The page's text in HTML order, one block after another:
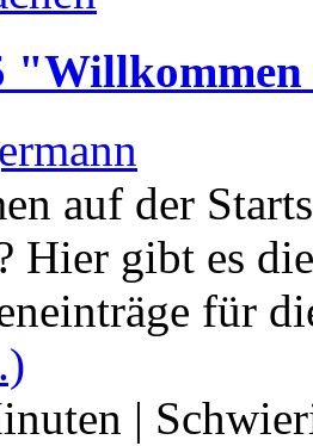
auf der
Hier gibt es
für
|